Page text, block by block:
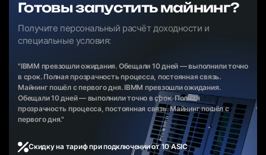
Готовы запустить майнинг?
Получите персональный расчёт доходности и
специальные условия:
"IBMM превзошли ожидания. Обещали 10 дней — выполнили точно
в срок. Полная прозрачность процесса, постоянная связь.
Майнинг пошёл с первого дня. IBMM превзошли ожидания.
Обещали 10 дней — выполнили точно в срок. Полная
прозрачность процесса, постоянная связь. Майнинг пошёл с
первого дня."
Скидку на тариф при подключении от 10 ASIC